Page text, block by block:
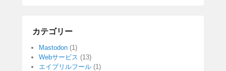
カテゴリー
Mastodon (1)
Webサービス (13)
エイプリルフール (1)